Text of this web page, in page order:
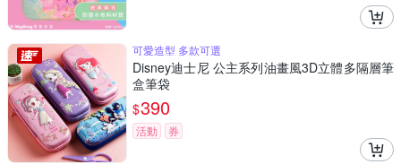
可愛造型 多款可選
Disney迪士尼 公主系列油畫風3D立體多隔層筆
盒筆袋
$390
活動 券